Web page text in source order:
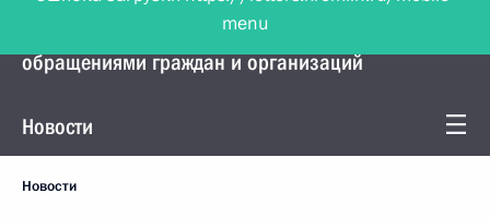
Управление Президента по работе с
обращениями граждан и организаций
Новости
Новости
menu